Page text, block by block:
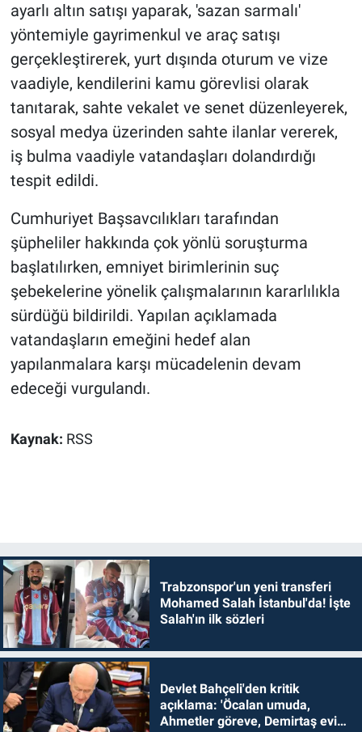
ayarlı altın satışı yaparak, 'sazan sarmalı'
yöntemiyle gayrimenkul ve araç satışı
gerçekleştirerek, yurt dışında oturum ve vize
vaadiyle, kendilerini kamu görevlisi olarak
tanıtarak, sahte vekalet ve senet düzenleyerek,
sosyal medya üzerinden sahte ilanlar vererek,
iş bulma vaadiyle vatandaşları dolandırdığı
tespit edildi.
Cumhuriyet Başsavcılıkları tarafından
şüpheliler hakkında çok yönlü soruşturma
başlatılırken, emniyet birimlerinin suç
şebekelerine yönelik çalışmalarının kararlılıkla
sürdüğü bildirildi. Yapılan açıklamada
vatandaşların emeğini hedef alan
yapılanmalara karşı mücadelenin devam
edeceği vurgulandı.
Kaynak: RSS
Trabzonspor'un yeni transferi
Mohamed Salah İstanbul'da! İşte
Salah'ın ilk sözleri
Devlet Bahçeli'den kritik
açıklama: 'Öcalan umuda,
Ahmetler göreve, Demirtaş evine